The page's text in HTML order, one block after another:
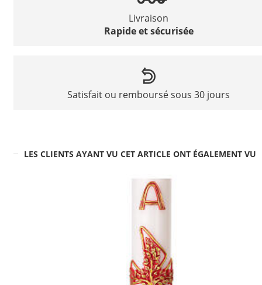
Livraison
Rapide et sécurisée
Satisfait ou remboursé sous 30 jours
LES CLIENTS AYANT VU CET ARTICLE ONT ÉGALEMENT VU